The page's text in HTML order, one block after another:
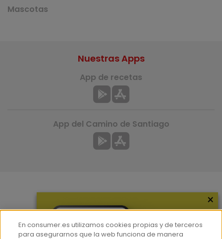
Mascotas
Hemeroteca
Nuestras Apps
App de recetas
App del Camino de Santiago
×
En consumer.es utilizamos cookies propias y de terceros
para asegurarnos que la web funciona de manera